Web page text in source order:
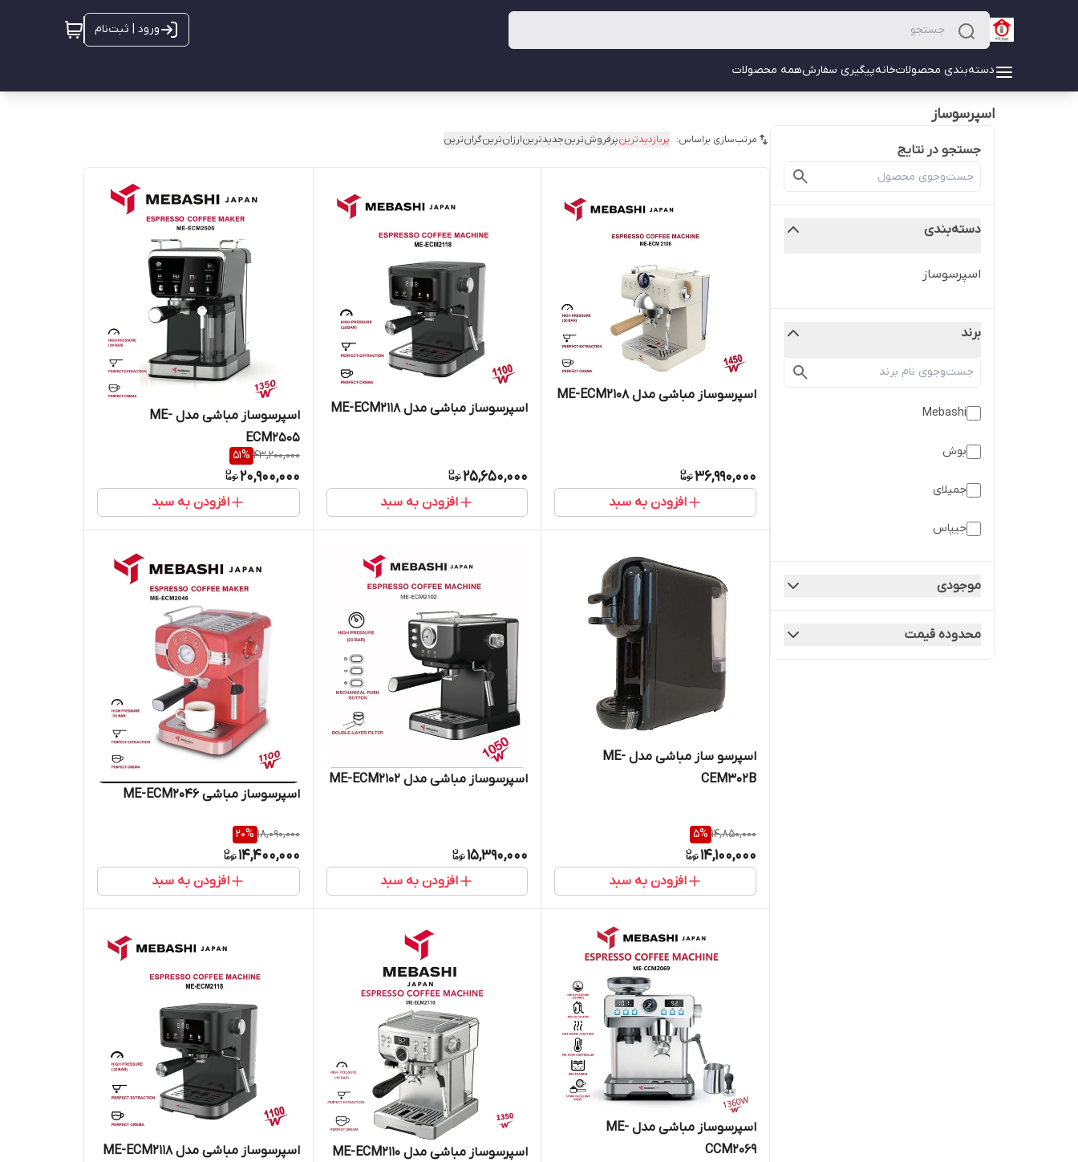
ورود | ثبت‌نام
دسته‌بندی محصولاتخانهپیگیری سفارشهمه محصولات
اسپرسوساز
جستجو در نتایج
دسته‌بندی
اسپرسوساز
برند
Mebashi
بوش
جمیلای
جیپاس
فیلیپس
موجودی
محدوده قیمت
مرتب‌سازی براساس: پربازدیدترینپرفروش‌ترینجدیدترینارزان‌ترینگران‌ترین
اسپرسوساز مباشی مدل ME-ECM2108
36,990,000
افزودن به سبد
اسپرسوساز مباشی مدل ME-ECM2118
25,650,000
افزودن به سبد
اسپرسوساز مباشی مدل ME-
ECM2505
43,200,000
51%
20,900,000
افزودن به سبد
اسپرسو ساز مباشی مدل ME-
CEM302B
14,850,000
5%
14,100,000
افزودن به سبد
اسپرسوساز مباشی مدل ME-ECM2102
15,390,000
افزودن به سبد
اسپرسوساز مباشی ME-ECM2046
18,090,000
20%
14,400,000
افزودن به سبد
اسپرسوساز مباشی مدل ME-
CCM2069
اسپرسوساز مباشی مدل ME-ECM2110 اسپرسوساز مباشی مدل ME-ECM2118